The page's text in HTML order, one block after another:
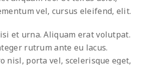
vel, cursus eleifend, elit.
et urna. Aliquam erat volutpat.
rutrum ante eu lacus.
nisl, porta vel, scelerisque eget,